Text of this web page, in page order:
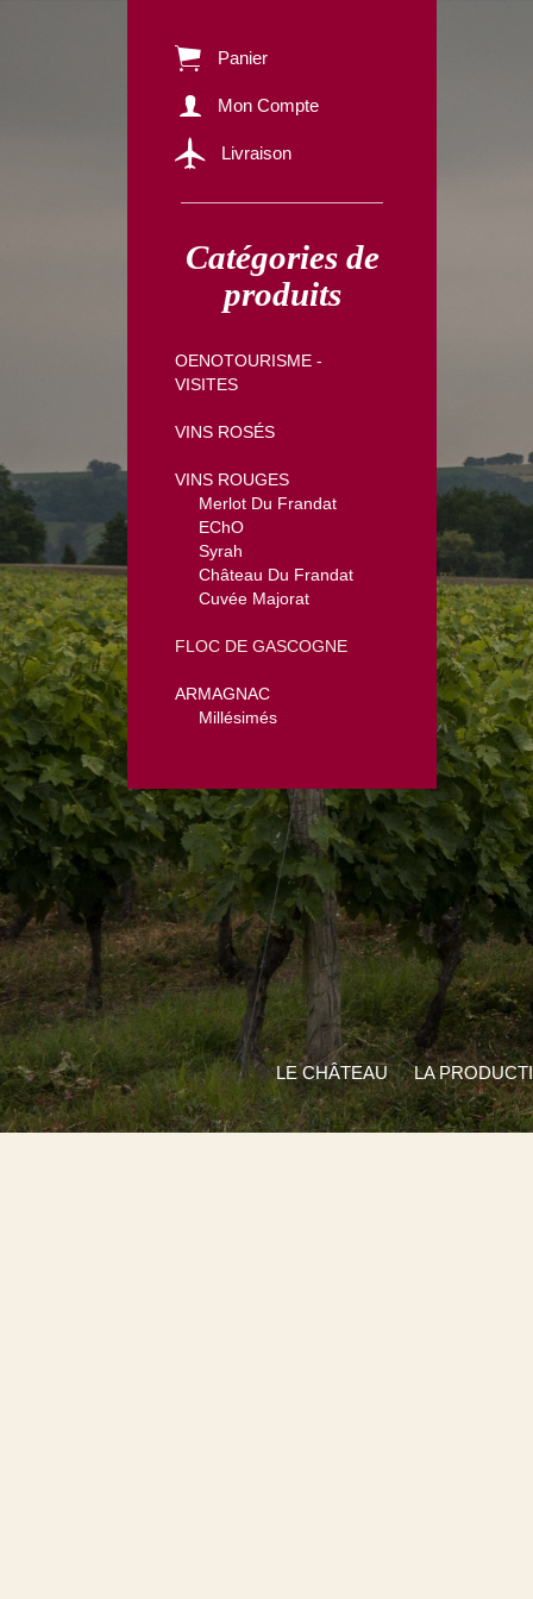
LE CHÂTEAU LA
Panier
Mon Compte
Livraison
Catégories de
produits
OENOTOURISME -
VISITES
VINS ROSÉS
VINS ROUGES
Merlot Du Frandat
EChO
Syrah
Château Du Frandat
Cuvée Majorat
FLOC DE GASCOGNE
ARMAGNAC
Millésimés